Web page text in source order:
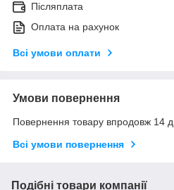
Післяплата
Оплата на рахунок
Всі умови оплати
Умови повернення
Повернення товару впродовж 14
Всі умови повернення
Подібні товари компанії